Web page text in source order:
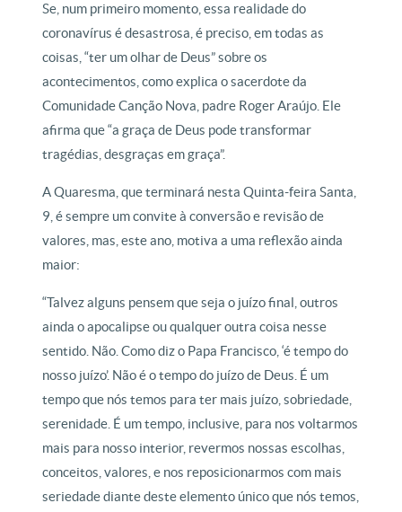
Se, num primeiro momento, essa realidade do
coronavírus é desastrosa, é preciso, em todas as
coisas, “ter um olhar de Deus” sobre os
acontecimentos, como explica o sacerdote da
Comunidade Canção Nova, padre Roger Araújo. Ele
afirma que “a graça de Deus pode transformar
tragédias, desgraças em graça”.
A Quaresma, que terminará nesta Quinta-feira Santa,
9, é sempre um convite à conversão e revisão de
valores, mas, este ano, motiva a uma reflexão ainda
maior:
“Talvez alguns pensem que seja o juízo final, outros
ainda o apocalipse ou qualquer outra coisa nesse
sentido. Não. Como diz o Papa Francisco, ‘é tempo do
nosso juízo’. Não é o tempo do juízo de Deus. É um
tempo que nós temos para ter mais juízo, sobriedade,
serenidade. É um tempo, inclusive, para nos voltarmos
mais para nosso interior, revermos nossas escolhas,
conceitos, valores, e nos reposicionarmos com mais
seriedade diante deste elemento único que nós temos,